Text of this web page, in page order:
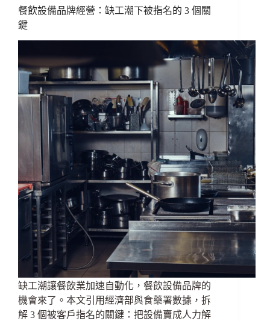
餐飲設備品牌經營：缺工潮下被指名的 3 個關
鍵
缺工潮讓餐飲業加速自動化，餐飲設備品牌的
機會來了。本文引用經濟部與食藥署數據，拆
解 3 個被客戶指名的關鍵：把設備賣成人力解